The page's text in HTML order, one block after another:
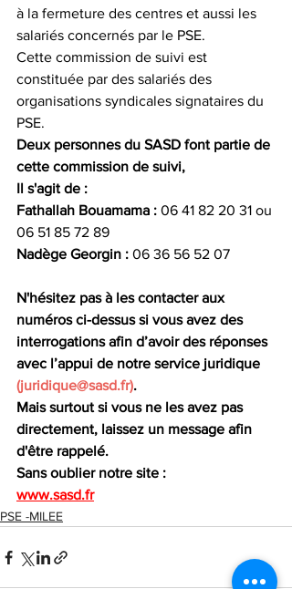
à la fermeture des centres et aussi les
salariés concernés par le PSE.
Cette commission de suivi est
constituée par des salariés des
organisations syndicales signataires du
PSE.
Deux personnes du SASD font partie de
cette commission de suivi,
Il s'agit de :
Fathallah Bouamama : 06 41 82 20 31 ou
06 51 85 72 89
Nadège Georgin : 06 36 56 52 07
N'hésitez pas à les contacter aux
numéros ci-dessus si vous avez des
interrogations afin d’avoir des réponses
avec l’appui de notre service juridique
(juridique@sasd.fr).
Mais surtout si vous ne les avez pas
directement, laissez un message afin
d'être rappelé.
Sans oublier notre site :
www.sasd.fr
PSE -MILEE